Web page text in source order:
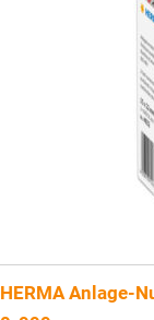
HERMA Anlage-